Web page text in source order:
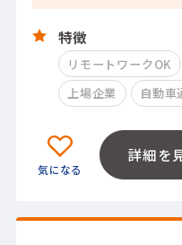
特徴
リモートワークOK
上場企業
自動車
詳細を